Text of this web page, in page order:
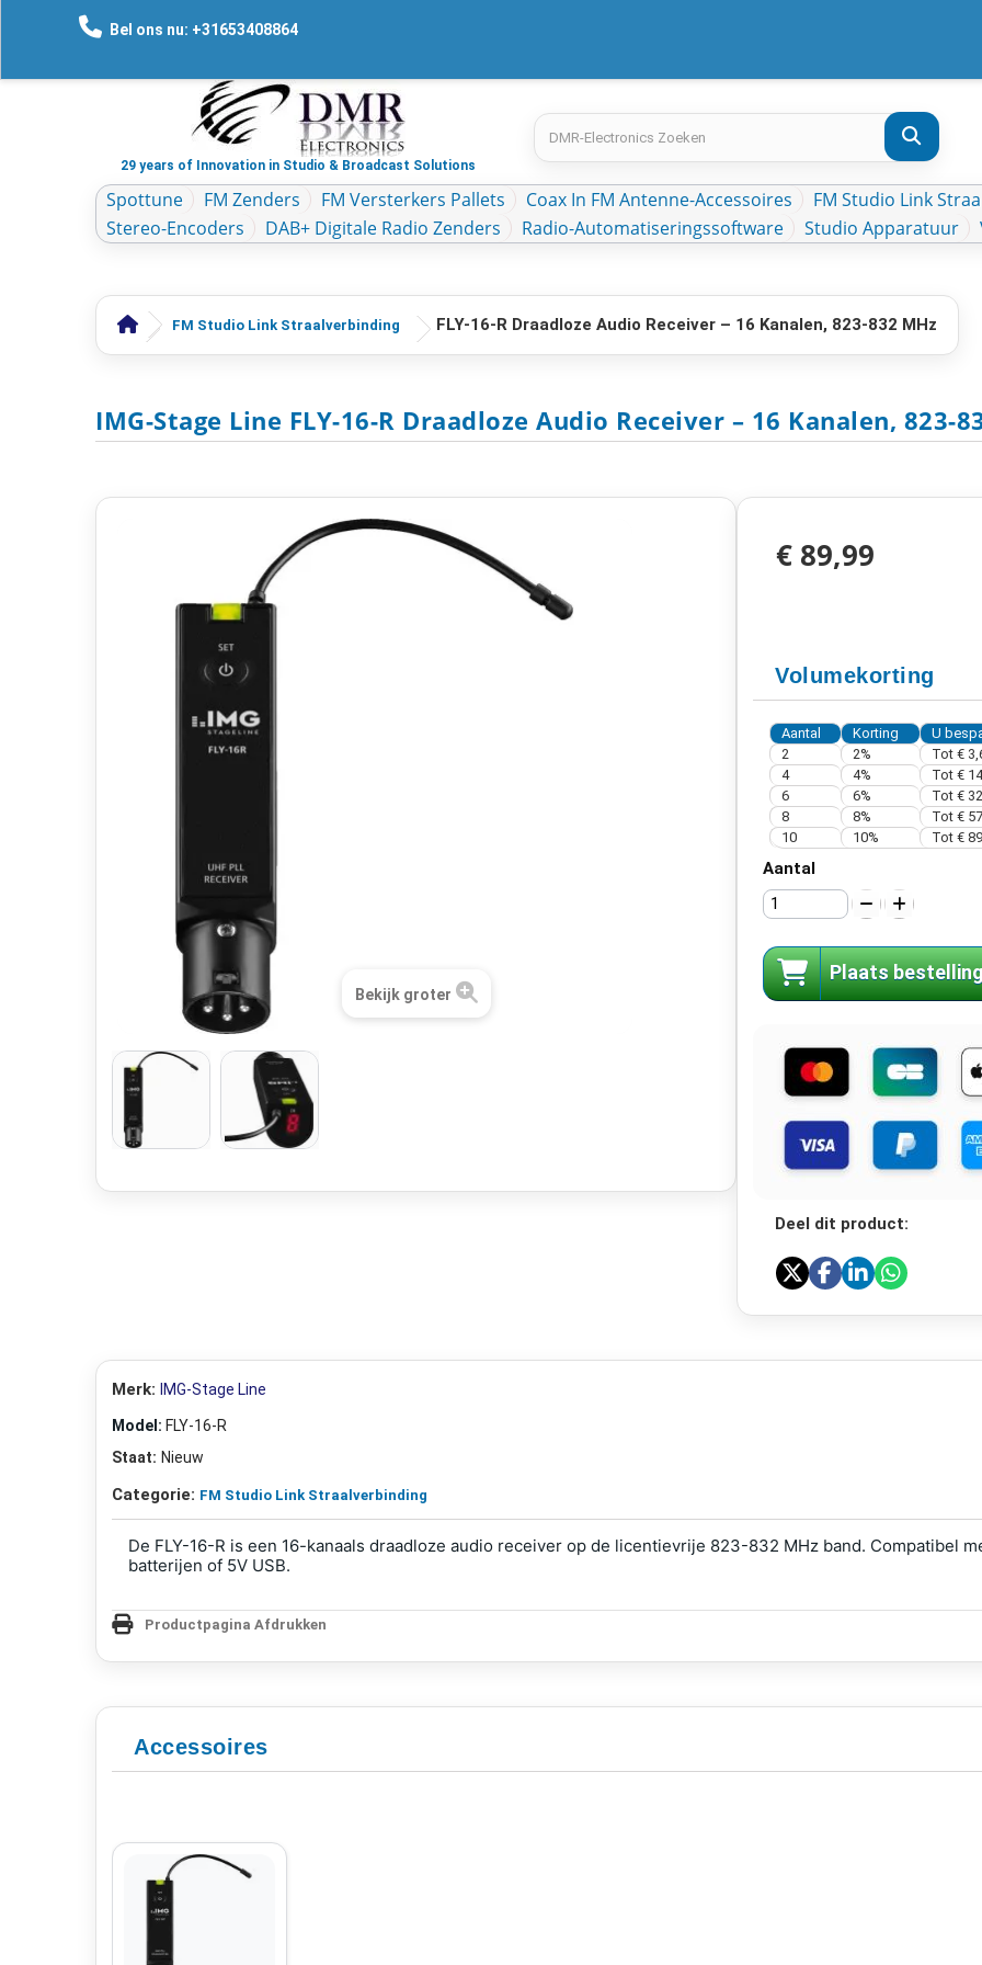
Bel ons nu: +31653408864
29 years of Innovation in Studio & Broadcast Solutions
Spottune FM Zenders FM Versterkers Pallets Coax In FM Antenne-Accessoires
FM Studio Link
Stereo-Encoders
DAB+ Digitale Radio Zenders Radio-Automatiseringssoftware Studio Apparatuur
FM Studio Link Straalverbinding FLY-16-R Draadloze Audio Receiver – 16 Kanalen, 823-832 MHz
IMG-Stage Line FLY-16-R Draadloze Audio Receiver – 16 Kanalen, 823-
Bekijk groter
€ 89,99
Volumekorting
Aantal Korting
U
2
2% Tot €
4
4% Tot €
6
6% Tot €
8
8% Tot €
10
10% Tot €
Aantal
Plaats
Deel dit product:
Merk: IMG-Stage Line
Model: FLY-16-R
Staat: Nieuw
Categorie: FM Studio Link Straalverbinding
De FLY-16-R is een 16-kanaals draadloze audio receiver op de licentievrije 823-832 MHz band. Compatibel
batterijen of 5V USB.
Productpagina Afdrukken
Accessoires